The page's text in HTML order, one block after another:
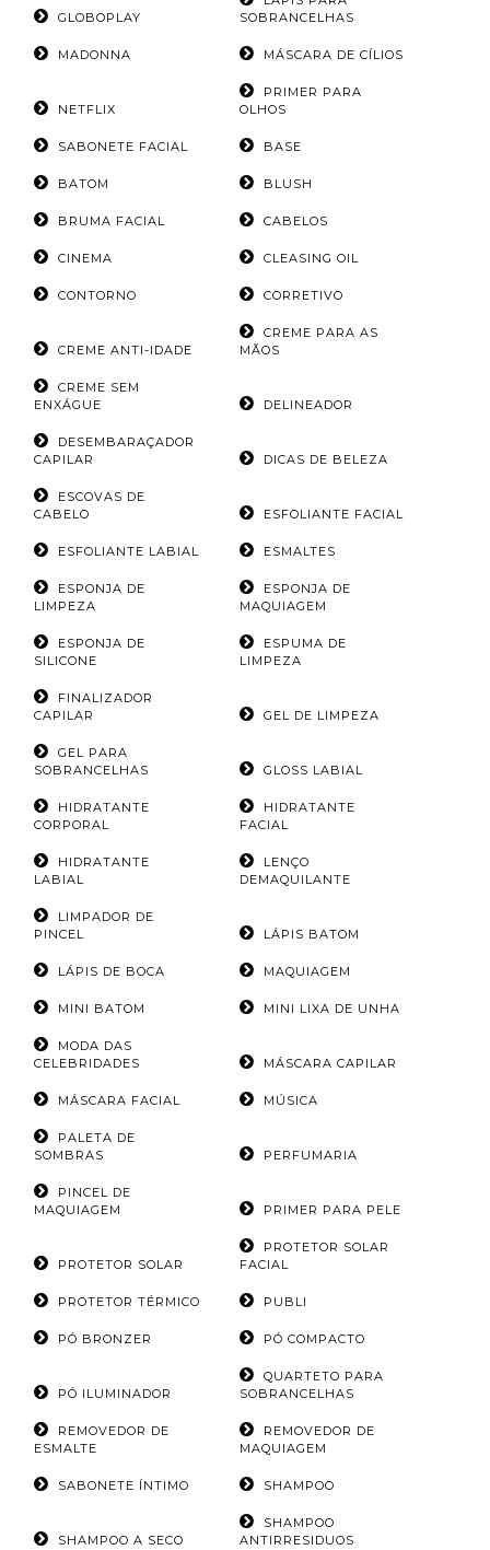
GLOBOPLAY
SOBRANCELHAS
MADONNA MÁSCARA DE CÍLIOS
NETFLIX
PRIMER PARA
OLHOS
SABONETE FACIAL BASE
BATOM BLUSH
BRUMA FACIAL CABELOS
CINEMA CLEASING OIL
CONTORNO CORRETIVO
CREME ANTI-IDADE
CREME PARA AS
MÃOS
CREME SEM
ENXÁGUE
DELINEADOR
DESEMBARAÇADOR
CAPILAR
DICAS DE BELEZA
ESCOVAS DE
CABELO
ESFOLIANTE FACIAL
ESFOLIANTE LABIAL ESMALTES
ESPONJA DE
LIMPEZA
ESPONJA DE
MAQUIAGEM
ESPONJA DE
SILICONE
ESPUMA DE
LIMPEZA
FINALIZADOR
CAPILAR
GEL DE LIMPEZA
GEL PARA
SOBRANCELHAS
GLOSS LABIAL
HIDRATANTE
CORPORAL
HIDRATANTE
FACIAL
HIDRATANTE
LABIAL
LENÇO
DEMAQUILANTE
LIMPADOR DE
PINCEL
LÁPIS BATOM
LÁPIS DE BOCA MAQUIAGEM
MINI BATOM MINI LIXA DE UNHA
MODA DAS
CELEBRIDADES
MÁSCARA CAPILAR
MÁSCARA FACIAL MÚSICA
PALETA DE
SOMBRAS
PERFUMARIA
PINCEL DE
MAQUIAGEM
PRIMER PARA PELE
PROTETOR SOLAR
PROTETOR SOLAR
FACIAL
PROTETOR TÉRMICO PUBLI
PÓ BRONZER PÓ COMPACTO
PÓ ILUMINADOR
QUARTETO PARA
SOBRANCELHAS
REMOVEDOR DE
ESMALTE
REMOVEDOR DE
MAQUIAGEM
SABONETE ÍNTIMO SHAMPOO
SHAMPOO A SECO
SHAMPOO
ANTIRRESIDUOS